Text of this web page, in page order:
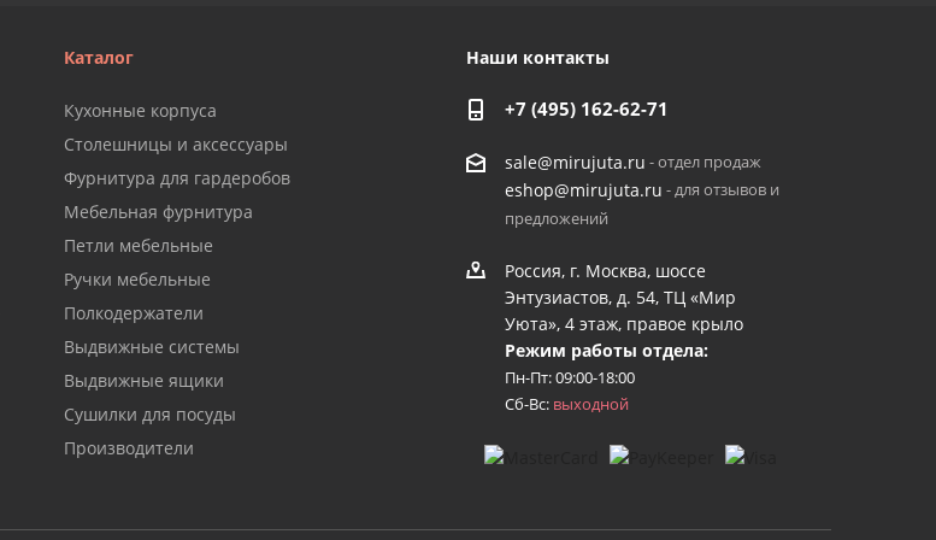
Каталог
Кухонные корпуса
Столешницы и аксессуары
Фурнитура для гардеробов
Мебельная фурнитура
Петли мебельные
Ручки мебельные
Полкодержатели
Выдвижные системы
Выдвижные ящики
Сушилки для посуды
Производители
Наши контакты
+7 (495) 162-62-71
sale@mirujuta.ru - отдел продаж
eshop@mirujuta.ru - для отзывов и
предложений
Россия, г. Москва, шоссе
Энтузиастов, д. 54, ТЦ «Мир
Уюта», 4 этаж, правое крыло
Режим работы отдела:
Пн-Пт: 09:00-18:00
Сб-Вс: выходной